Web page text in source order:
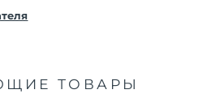
бесплатно.
ТОВАРЫ